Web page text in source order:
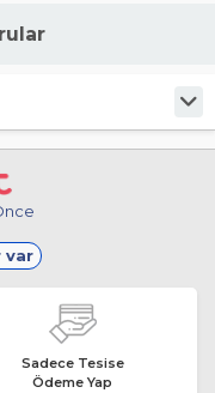
var
Sadece Tesise
Ödeme Yap